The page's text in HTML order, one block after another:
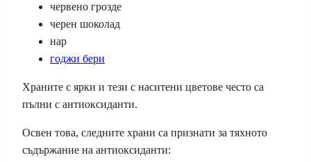
червено грозде
черен шоколад
нар
годжи бери
Храните с ярки и тези с наситени цветове често са
пълни с антиоксиданти.
Освен това, следните храни са признати за тяхното
съдържание на антиоксиданти: